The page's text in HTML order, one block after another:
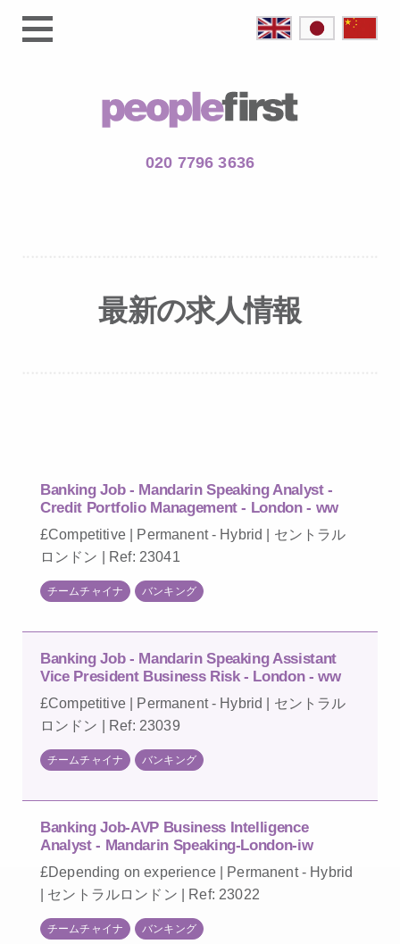
020 7796 3636
最新の求人情報
Banking Job - Mandarin Speaking Analyst -
Credit Portfolio Management - London - ww
£Competitive | Permanent - Hybrid | セントラル
ロンドン | Ref: 23041
チームチャイナ バンキング
Banking Job - Mandarin Speaking Assistant
Vice President Business Risk - London - ww
£Competitive | Permanent - Hybrid | セントラル
ロンドン | Ref: 23039
チームチャイナ バンキング
Banking Job-AVP Business Intelligence
Analyst - Mandarin Speaking-London-iw
£Depending on experience | Permanent - Hybrid
| セントラルロンドン | Ref: 23022
チームチャイナ バンキング